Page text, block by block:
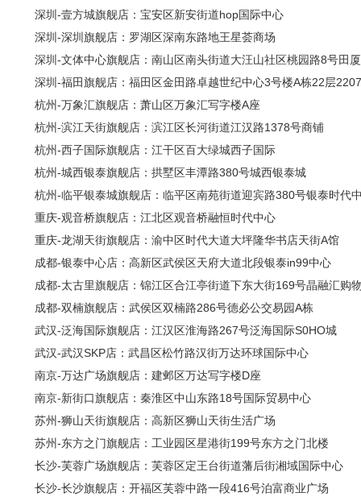
深圳-壹方城旗舰店：宝安区新安街道hop国际中心
深圳-深圳旗舰店：罗湖区深南东路地王星荟商场
深圳-文体中心旗舰店：南山区南头街道大汪山社区桃园路8号田
深圳-福田旗舰店：福田区金田路卓越世纪中心3号楼A栋22层
杭州-万象汇旗舰店：萧山区万象汇写字楼A座
杭州-滨江天街旗舰店：滨江区长河街道江汉路1378号商铺
杭州-西子国际旗舰店：江干区百大绿城西子国际
杭州-城西银泰旗舰店：拱墅区丰潭路380号城西银泰城
杭州-临平银泰城旗舰店：临平区南苑街道迎宾路380号银泰时代
重庆-观音桥旗舰店：江北区观音桥融恒时代中心
重庆-龙湖天街旗舰店：渝中区时代大道大坪隆华书店天街A馆
成都-银泰中心店：高新区武侯区天府大道北段银泰in99中心
成都-太古里旗舰店：锦江区合江亭街道下东大街169号晶融汇购
成都-双楠旗舰店：武侯区双楠路286号德必公交易园A栋
武汉-泛海国际旗舰店：江汉区淮海路267号泛海国际S0HO城
武汉-武汉SKP店：武昌区松竹路汉街万达环球国际中心
南京-万达广场旗舰店：建邺区万达写字楼D座
南京-新街口旗舰店：秦淮区中山东路18号国际贸易中心
苏州-狮山天街旗舰店：高新区狮山天街生活广场
苏州-东方之门旗舰店：工业园区星港街199号东方之门北楼
长沙-芙蓉广场旗舰店：芙蓉区定王台街道藩后街湘域国际中心
长沙-长沙旗舰店：开福区芙蓉中路一段416号泊富商业广场